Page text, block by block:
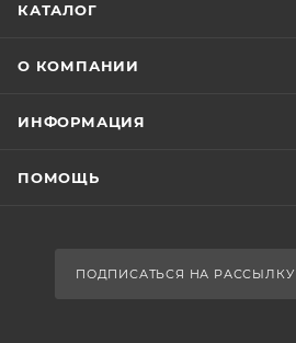
КАТАЛОГ
О КОМПАНИИ
ИНФОРМАЦИЯ
ПОМОЩЬ
ПОДПИСАТЬСЯ НА РАССЫЛКУ